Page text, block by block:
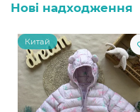
Нові надходження
Китай